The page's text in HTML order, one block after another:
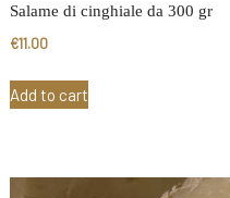
Salame di cinghiale da 300 gr
€11.00
Add to cart